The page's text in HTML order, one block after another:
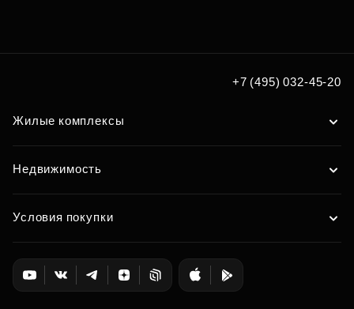
+7 (495) 032-45-20
Жилые комплексы
Недвижимость
Условия покупки